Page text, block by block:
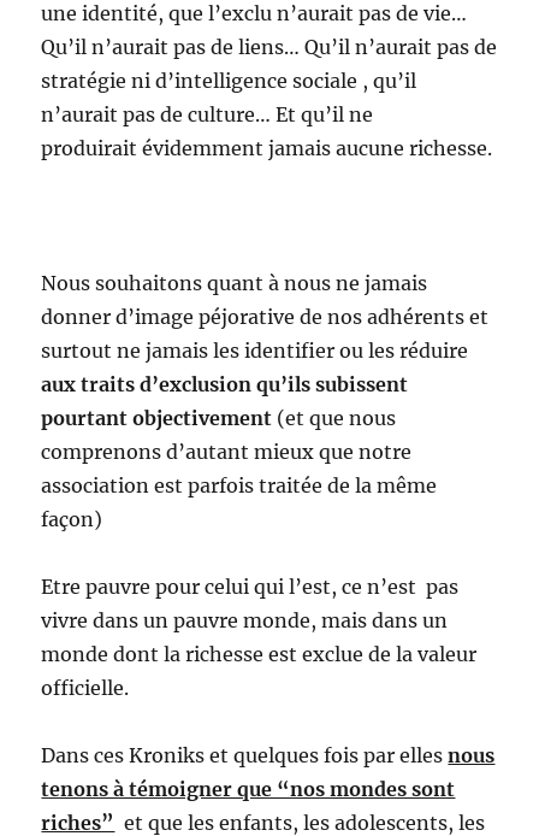
une identité, que l’exclu n’aurait pas de vie…
Qu’il n’aurait pas de liens… Qu’il n’aurait pas de
stratégie ni d’intelligence sociale , qu’il
n’aurait pas de culture… Et qu’il ne
produirait évidemment jamais aucune richesse.
Nous souhaitons quant à nous ne jamais
donner d’image péjorative de nos adhérents et
surtout ne jamais les identifier ou les réduire
aux traits d’exclusion qu’ils subissent
pourtant objectivement (et que nous
comprenons d’autant mieux que notre
association est parfois traitée de la même
façon)
Etre pauvre pour celui qui l’est, ce n’est pas
vivre dans un pauvre monde, mais dans un
monde dont la richesse est exclue de la valeur
officielle.
Dans ces Kroniks et quelques fois par ellesnous
tenons à témoigner que “nos mondes sont
riches” et que les enfants, les adolescents, les